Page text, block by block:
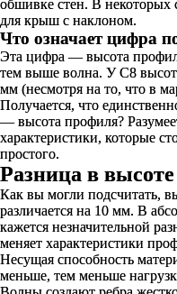
обшивке стен. В некоторых
для крыш с наклоном.
Что означает цифра
Эта цифра — высота
тем выше волна. У С8
мм (несмотря на то, что в
Получается, что
— высота профиля?
характеристики, которые
простого.
Разница в
Как вы могли подсчитать,
различается на 10 мм. В
кажется незначительной
меняет характеристики
Несущая способность
меньше, тем меньше